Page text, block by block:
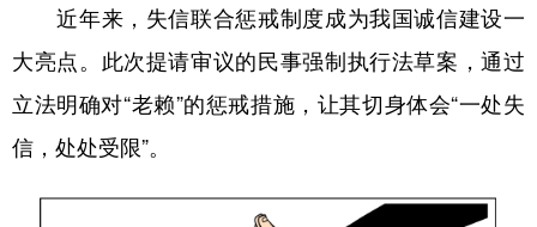
浙江 安徽 福建 江西
山东 河南 湖北 湖南
广东 广西 海南 重庆
近年来，失信联合惩戒制度成为我国诚信建设一
大亮点。此次提请审议的民事强制执行法草案，通过
立法明确对“老赖”的惩戒措施，让其切身体会“一处失
信，处处受限”。